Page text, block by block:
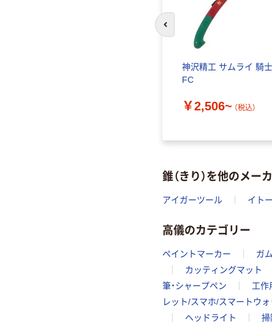
神沢精工 サムライ 騎士
FC
￥2,506~ （税込）
前のスライドへ
錐（きり）を他のメー
アイガーツール イトー
高儀のカテゴリー
ペイントマーカー ガ
カッティングマット
筆・シャープペン
工作
レット/スマホ/スマートウ
ヘッドライト
掃